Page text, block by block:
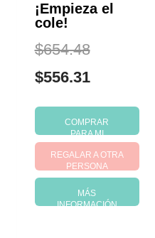
¡Empieza el
cole!
$654.48El
precio
original
era:
$654.48.
$556.31El
precio
actual
es:
$556.31.
COMPRAR
PARA MI
REGALAR A OTRA
PERSONA
MÁS
INFORMACIÓN